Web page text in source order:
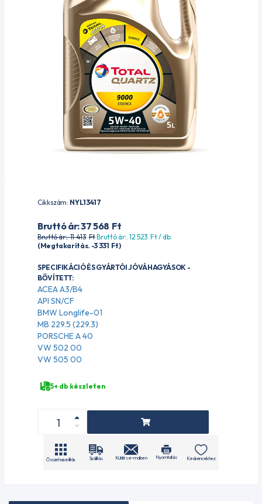
Cikkszám: NYL13417
Bruttó ár: 37 568 Ft
Bruttó ár:. 11 413 FtBruttó ár:. 12 523 Ft/ db
(Megtakarítás. -3 331 Ft)
SPECIFIKÁCIÓ ÉS GYÁRTÓI JÓVÁHAGYÁSOK -
BŐVÍTETT:
ACEA A3/B4
API SN/CF
BMW Longlife-01
MB 229.5 (229.3)
PORSCHE A 40
VW 502 00
VW 505 00
5+ db készleten
Összehasonlítás Szállítás Küldés e-mailben Nyomtatás Kedvencekhez